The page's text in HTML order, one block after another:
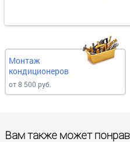
Монтаж
кондиционеров
от 8 500 руб.
Вам также может